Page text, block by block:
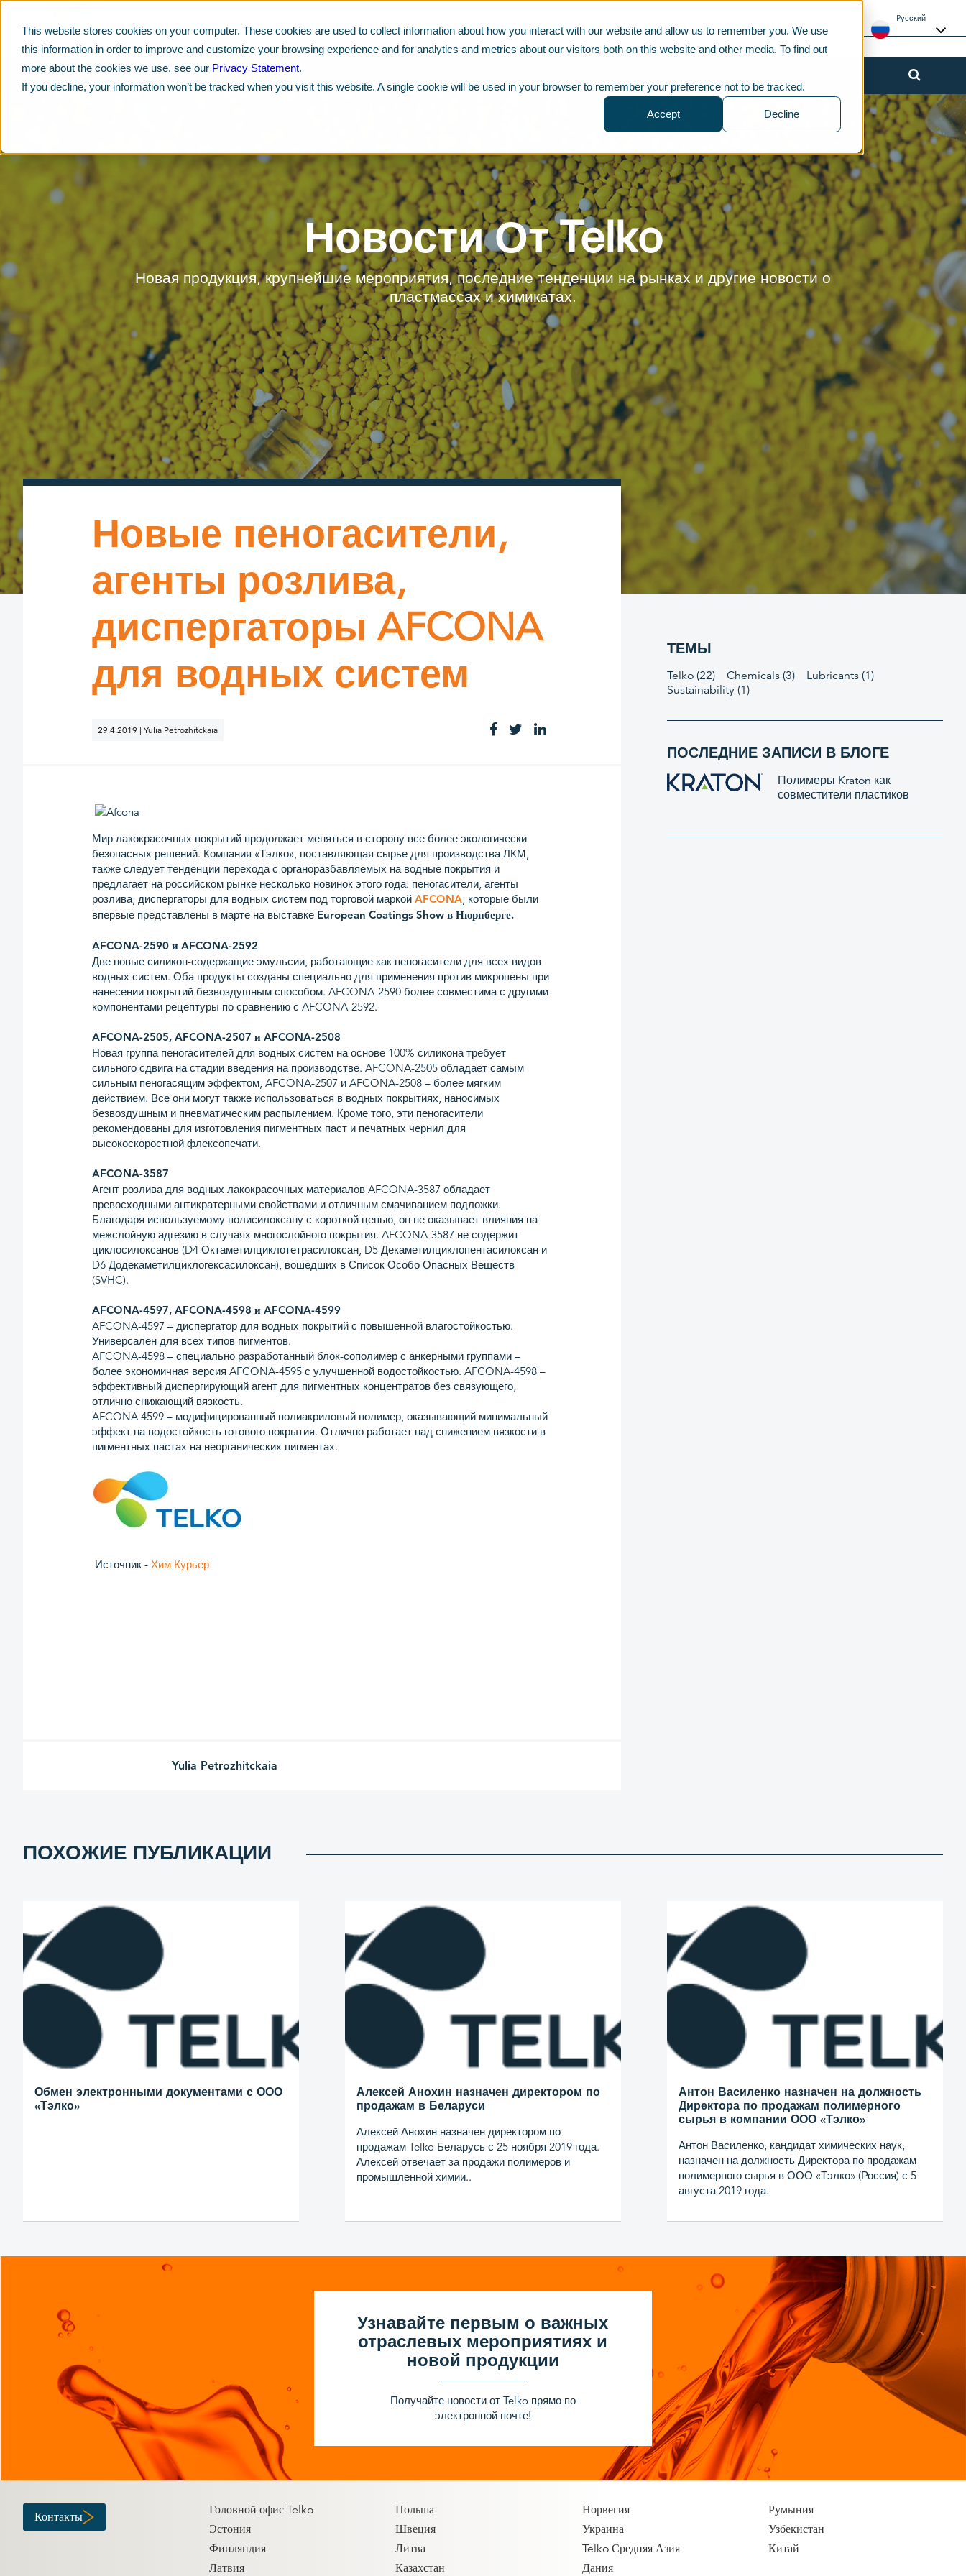
This website stores cookies on your computer. These cookies are used to collect information about how you interact with our website and allow us to remember you. We use
this information in order to improve and customize your browsing experience and for analytics and metrics about our visitors both on this website and other media. To find out
more about the cookies we use, see our Privacy Statement.
If you decline, your information won’t be tracked when you visit this website. A single cookie will be used in your browser to remember your preference not to be tracked.
Accept Decline
Pусский
Новости От Telko
Новая продукция, крупнейшие мероприятия, последние тенденции на рынках и другие новости о
пластмассах и химикатах.
Новые пеногасители,
агенты розлива,
диспергаторы AFCONA
для водных систем
29.4.2019 | Yulia Petrozhitckaia
Мир лакокрасочных покрытий продолжает меняться в сторону все более экологически
безопасных решений. Компания «Тэлко», поставляющая сырье для производства ЛКМ,
также следует тенденции перехода с органоразбавляемых на водные покрытия и
предлагает на российском рынке несколько новинок этого года: пеногасители, агенты
розлива, диспергаторы для водных систем под торговой маркой AFCONA, которые были
впервые представлены в марте на выставке European Coatings Show в Нюрнберге.
AFCONA-2590 и AFCONA-2592
Две новые силикон-содержащие эмульсии, работающие как пеногасители для всех видов
водных систем. Оба продукты созданы специально для применения против микропены при
нанесении покрытий безвоздушным способом. AFCONA-2590 более совместима с другими
компонентами рецептуры по сравнению с AFCONA-2592.
AFCONA-2505, AFCONA-2507 и AFCONA-2508
Новая группа пеногасителей для водных систем на основе 100% силикона требует
сильного сдвига на стадии введения на производстве. AFCONA-2505 обладает самым
сильным пеногасящим эффектом, AFCONA-2507 и AFCONA-2508 – более мягким
действием. Все они могут также использоваться в водных покрытиях, наносимых
безвоздушным и пневматическим распылением. Кроме того, эти пеногасители
рекомендованы для изготовления пигментных паст и печатных чернил для
высокоскоростной флексопечати.
AFCONA-3587
Агент розлива для водных лакокрасочных материалов AFCONA-3587 обладает
превосходными антикратерными свойствами и отличным смачиванием подложки.
Благодаря используемому полисилоксану с короткой цепью, он не оказывает влияния на
межслойную адгезию в случаях многослойного покрытия. AFCONA-3587 не содержит
циклосилоксанов (D4 Октаметилциклотетрасилоксан, D5 Декаметилциклопентасилоксан и
D6 Додекаметилциклогексасилоксан), вошедших в Список Особо Опасных Веществ
(SVHC).
AFCONA-4597, AFCONA-4598 и AFCONA-4599
AFCONA-4597 – диспергатор для водных покрытий с повышенной влагостойкостью.
Универсален для всех типов пигментов.
AFCONA-4598 – специально разработанный блок-сополимер с анкерными группами –
более экономичная версия AFCONA-4595 с улучшенной водостойкостью. AFCONA-4598 –
эффективный диспергирующий агент для пигментных концентратов без связующего,
отлично снижающий вязкость.
AFCONA 4599 – модифицированный полиакриловый полимер, оказывающий минимальный
эффект на водостойкость готового покрытия. Отлично работает над снижением вязкости в
пигментных пастах на неорганических пигментах.
Источник - Хим Курьер
Yulia Petrozhitckaia
ТЕМЫ
Telko (22) Chemicals (3) Lubricants (1)
Sustainability (1)
ПОСЛЕДНИЕ ЗАПИСИ В БЛОГЕ
Полимеры Kraton как
совместители пластиков
ПОХОЖИЕ ПУБЛИКАЦИИ
Обмен электронными документами с ООО
«Тэлко»
Алексей Анохин назначен директором по
продажам в Беларуси
Алексей Анохин назначен директором по
продажам Telko Беларусь с 25 ноября 2019 года.
Алексей отвечает за продажи полимеров и
промышленной химии..
Антон Василенко назначен на должность
Директора по продажам полимерного
сырья в компании ООО «Тэлко»
Антон Василенко, кандидат химических наук,
назначен на должность Директора по продажам
полимерного сырья в ООО «Тэлко» (Россия) с 5
августа 2019 года.
Узнавайте первым о важных
отраслевых мероприятиях и
новой продукции
Получайте новости от Telko прямо по
электронной почте!
Контакты
Головной офис Telko
Эстония
Финляндия
Латвия
Польша
Швеция
Литва
Казахстан
Норвегия
Украина
Telko Средняя Азия
Дания
Румыния
Узбекистан
Китай